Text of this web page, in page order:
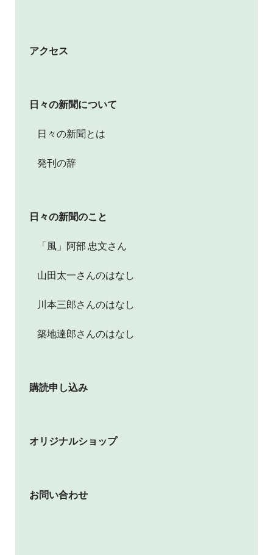
アクセス
日々の新聞について
日々の新聞とは
発刊の辞
日々の新聞のこと
「風」阿部 忠文さん
山田太一さんのはなし
川本三郎さんのはなし
築地達郎さんのはなし
購読申し込み
オリジナルショップ
お問い合わせ